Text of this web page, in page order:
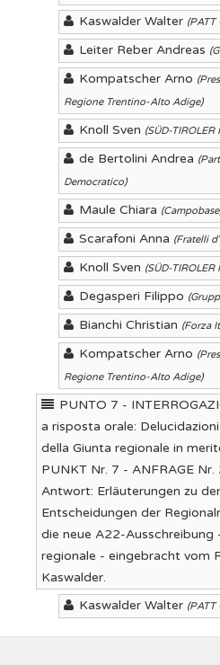
Kaswalder Walter (PATT
Leiter Reber Andreas
Kompatscher Arno
Regione Trentino-Alto Adige)
Knoll Sven (SÜD-TIROLER
de Bertolini Andrea
Democratico)
Maule Chiara
Scarafoni Anna (Fratelli
Knoll Sven (SÜD-TIROLER
Degasperi Filippo
Bianchi Christian (Forza
Kompatscher Arno
Regione Trentino-Alto Adige)
PUNTO 7 -
a risposta orale:
della Giunta regionale in
PUNKT Nr. 7 - ANFRAGE
Antwort: Erläuterungen zu
Entscheidungen der
die neue A22-
regionale - eingebracht vom
Kaswalder.
Kaswalder Walter (PATT